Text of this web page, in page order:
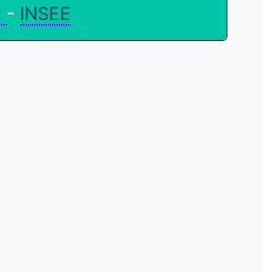
- INSEE